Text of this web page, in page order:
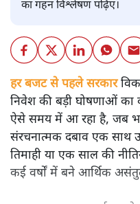
शीतल पी.
बजट से पहले भारत की
कौन-से गहरे संकट छिपे हैं?
का गहन विश्लेषण पढ़िए।